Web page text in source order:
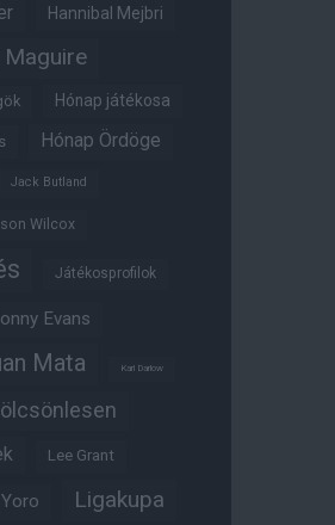
Hannibal Mejbri
Maguire
Hónap játékosa
Hónap Ördöge
Jack Butland
Wilcox
Játékosprofilok
Evans
Mata Karl Darlow
Lee Grant
Ligakupa